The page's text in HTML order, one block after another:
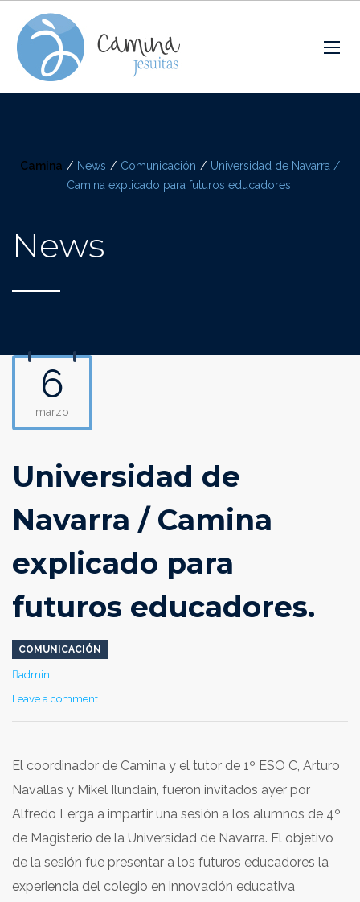
Camina / News / Comunicación / Universidad de Navarra /
Camina explicado para futuros educadores.
News
6
marzo
Universidad de
Navarra / Camina
explicado para
futuros educadores.
COMUNICACIÓN
Author
admin
Leave a comment
El coordinador de Camina y el tutor de 1º ESO C, Arturo
Navallas y Mikel Ilundain, fueron invitados ayer por
Alfredo Lerga a impartir una sesión a los alumnos de 4º
de Magisterio de la Universidad de Navarra. El objetivo
de la sesión fue presentar a los futuros educadores la
experiencia del colegio en innovación educativa